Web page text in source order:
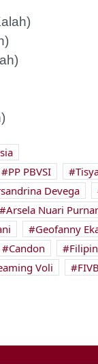
PP PBVSI
Devega
Arsela Nuari
Geofanny
Candon
Voli